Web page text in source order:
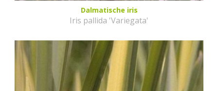
Dalmatische iris
Iris pallida 'Variegata'